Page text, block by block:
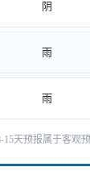
阴
雨
雨
15天预报属于客观